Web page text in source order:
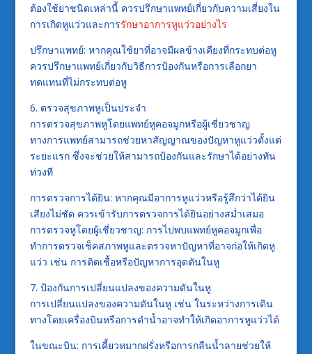
ต้องใช้ยาชนิดเหล่านี้ ควรปรึกษาแพทย์เกี่ยวกับความเสี่ยงใน
การเกิดหูแว่วและการรักษาอาการหูแว่วอย่างไร
ปรึกษาแพทย์: หากคุณใช้ยาที่อาจมีผลข้างเคียงที่กระทบต่อหู
ควรปรึกษาแพทย์เกี่ยวกับวิธีการป้องกันหรือการเลือกยา
ทดแทนที่ไม่กระทบต่อหู
6. ตรวจสุขภาพหูเป็นประจำ
การตรวจสุขภาพหูโดยแพทย์หูคอจมูกหรือผู้เชี่ยวชาญ
ทางการแพทย์สามารถช่วยหาสัญญาณของปัญหาหูแว่วตั้งแต่
ระยะแรก ซึ่งจะช่วยให้สามารถป้องกันและรักษาได้อย่างทัน
ท่วงที
การตรวจการได้ยิน: หากคุณมีอาการหูแว่วหรือรู้สึกว่าได้ยิน
เสียงไม่ชัด ควรเข้ารับการตรวจการได้ยินอย่างสม่ำเสมอ
การตรวจหูโดยผู้เชี่ยวชาญ: การไปพบแพทย์หูคอจมูกเพื่อ
ทำการตรวจเช็คสภาพหูและตรวจหาปัญหาที่อาจก่อให้เกิดหู
แว่ว เช่น การติดเชื้อหรือปัญหาการอุดตันในหู
7. ป้องกันการเปลี่ยนแปลงของความดันในหู
การเปลี่ยนแปลงของความดันในหู เช่น ในระหว่างการเดิน
ทางโดยเครื่องบินหรือการดำน้ำอาจทำให้เกิดอาการหูแว่วได้
ในขณะบิน: การเคี้ยวหมากฝรั่งหรือการกลืนน้ำลายช่วยให้